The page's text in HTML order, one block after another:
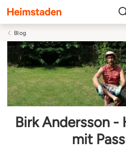
Heimstaden
Blog
Birk Andersson -
mit